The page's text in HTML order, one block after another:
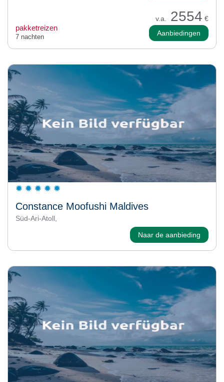
v.a. 2554 €
pakketreizen
7 nachten Aanbiedingen
Constance Moofushi Maldives
Süd-Ari-Atoll,
Naar de aanbieding